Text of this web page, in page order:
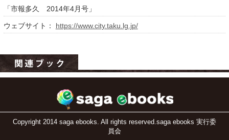
「市報多久 2014年4月号」
ウェブサイト： https://www.city.taku.lg.jp/
Copyright 2014 saga ebooks. All rights reserved.saga ebooks 実行委
員会
運営：福博印刷
運営会社
ご利用ガイド
サイトマップ